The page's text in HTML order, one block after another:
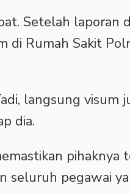
Setelah laporan
di Rumah Sakit
langsung visum
dia.
pihaknya
seluruh pegawai